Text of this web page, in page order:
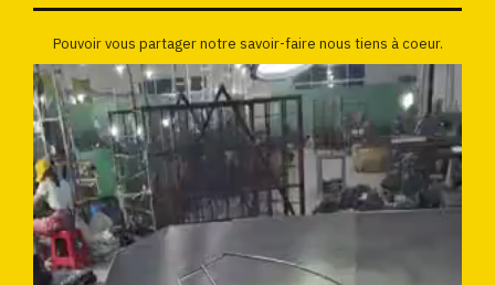
Pouvoir vous partager notre savoir-faire nous tiens à coeur.